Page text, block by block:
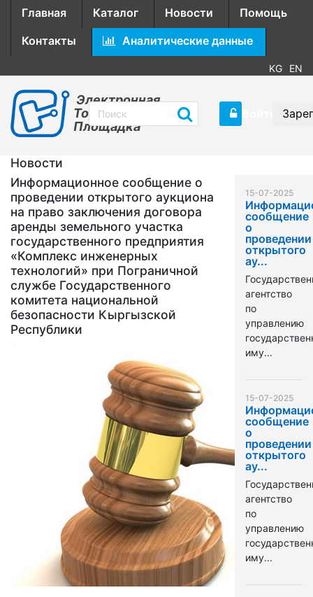
Главная Каталог Новости
Помощь
Контакты
Аналитические данные
KG EN
Электронная
Торговая
Площадка
Новости
Информационное сообщение о
проведении открытого аукциона
на право заключения договора
аренды земельного участка
государственного предприятия
«Комплекс инженерных
технологий» при Пограничной
службе Государственного
комитета национальной
безопасности Кыргызской
Республики
15-07-2025
сообщение
о
проведении
открытого
ау...
агентство
по
управлению
иму...
15-07-2025
сообщение
о
проведении
открытого
ау...
агентство
по
управлению
иму...